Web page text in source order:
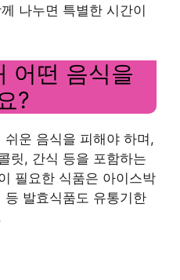
나누면 특별한 시간이
어떤 음식을
?
운 음식을 피해야 하며,
릿, 간식 등을 포함하는
필요한 식품은 아이스박
발효식품도 유통기한